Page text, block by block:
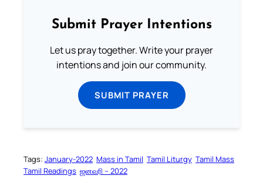
Submit Prayer Intentions
Let us pray together. Write your prayer
intentions and join our community.
SUBMIT PRAYER
Tags: January-2022 Mass in Tamil Tamil Liturgy Tamil Mass
Tamil Readings ஜனவரி – 2022